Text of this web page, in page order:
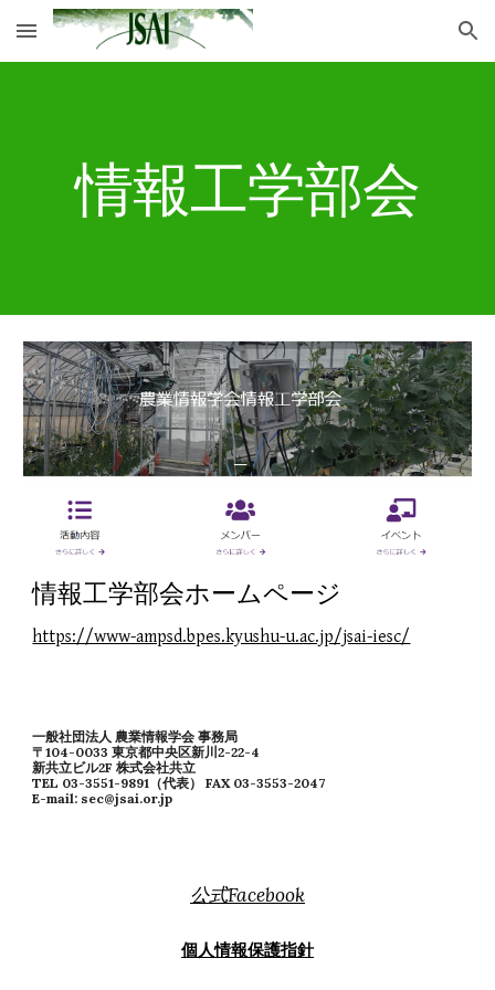
Skip to main content Skip to navigation
情報工学部会
情報工学部会ホームページ
https://www-ampsd.bpes.kyushu-u.ac.jp/jsai-iesc/
一般社団法人 農業情報学会 事務局
〒104-0033 東京都中央区新川2-22-4
新共立ビル2F 株式会社共立
TEL 03-3551-9891（代表） FAX 03-3553-2047
E-mail: sec@jsai.or.jp
公式Facebook
個人情報保護指針